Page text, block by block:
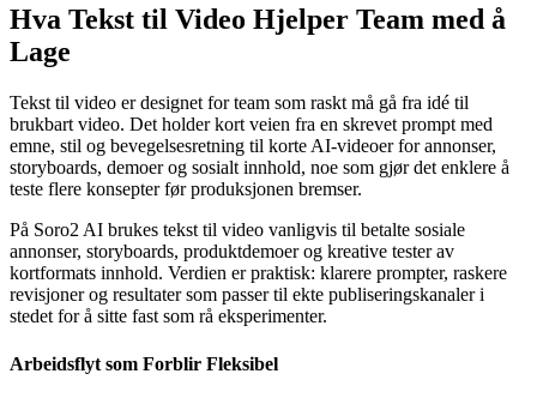
Hva Tekst til Video Hjelper Team med å
Lage
Tekst til video er designet for team som raskt må gå fra idé til
brukbart video. Det holder kort veien fra en skrevet prompt med
emne, stil og bevegelsesretning til korte AI-videoer for annonser,
storyboards, demoer og sosialt innhold, noe som gjør det enklere å
teste flere konsepter før produksjonen bremser.
På Soro2 AI brukes tekst til video vanligvis til betalte sosiale
annonser, storyboards, produktdemoer og kreative tester av
kortformats innhold. Verdien er praktisk: klarere prompter, raskere
revisjoner og resultater som passer til ekte publiseringskanaler i
stedet for å sitte fast som rå eksperimenter.
Arbeidsflyt som Forblir Fleksibel